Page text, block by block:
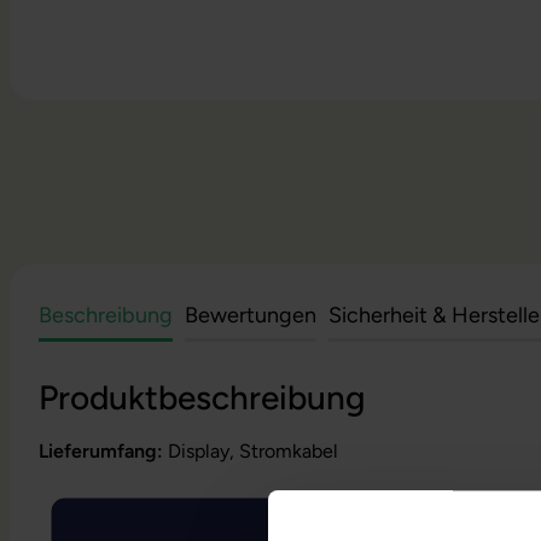
Beschreibung Bewertungen Sicherheit &
Produktbeschreibung
Lieferumfang: Display, Stromkabel